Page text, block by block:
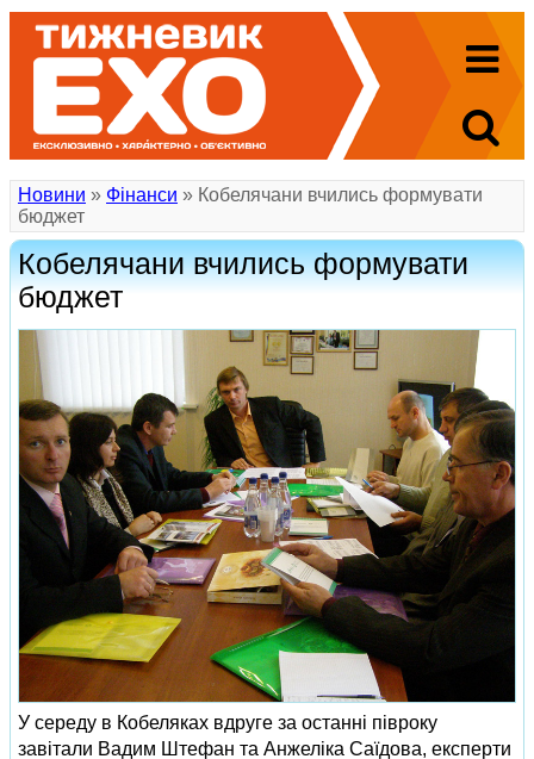
Новини » Фінанси » Кобелячани вчились формувати
бюджет
Кобелячани вчились формувати
бюджет
У середу в Кобеляках вдруге за останні півроку
завітали Вадим Штефан та Анжеліка Саїдова, експерти